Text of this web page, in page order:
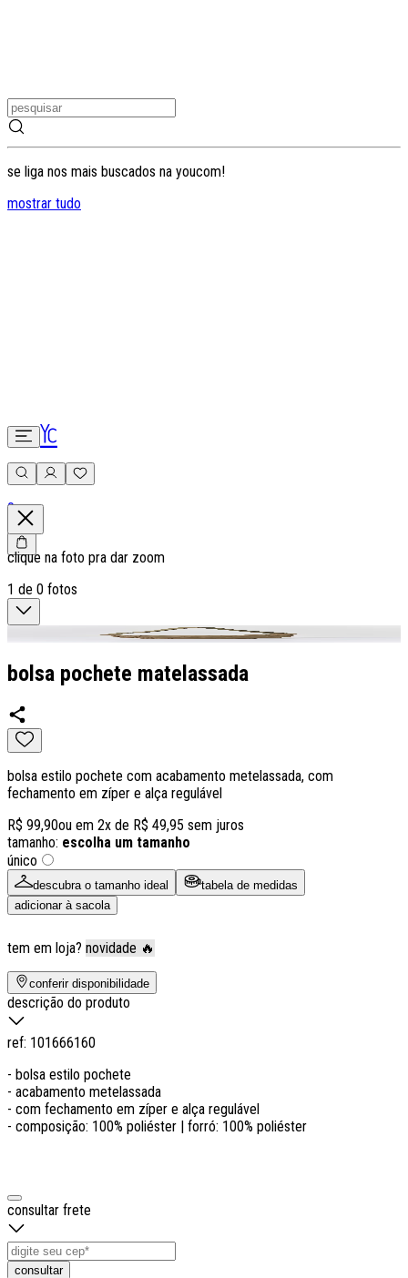
se liga nos mais buscados na youcom!
mostrar tudo
0
clique na foto pra dar zoom
1 de 0 fotos
bolsa pochete matelassada
bolsa estilo pochete com acabamento metelassada, com
fechamento em zíper e alça regulável
R$ 99,90ou em 2x de R$ 49,95 sem juros
tamanho: escolha um tamanho
único
descubra o tamanho ideal
tabela de medidas
adicionar à sacola
tem em loja? novidade 🔥
conferir disponibilidade
descrição do produto
ref: 101666160
- bolsa estilo pochete
- acabamento metelassada
- com fechamento em zíper e alça regulável
- composição: 100% poliéster | forró: 100% poliéster
consultar frete
consultar